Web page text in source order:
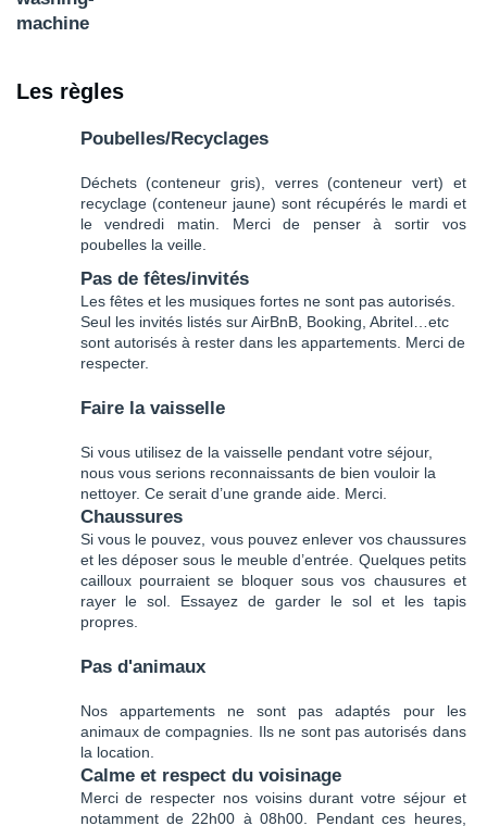
Les règles
Poubelles/Recyclages
Déchets (conteneur gris), verres (conteneur vert) et
recyclage (conteneur jaune) sont récupérés le mardi et
le vendredi matin. Merci de penser à sortir vos
poubelles la veille.
Pas de fêtes/invités
Les fêtes et les musiques fortes ne sont pas autorisés.
Seul les invités listés sur AirBnB, Booking, Abritel…etc
sont autorisés à rester dans les appartements. Merci de
respecter.
Faire la vaisselle
Si vous utilisez de la vaisselle pendant votre séjour,
nous vous serions reconnaissants de bien vouloir la
nettoyer. Ce serait d’une grande aide. Merci.
Chaussures
Si vous le pouvez, vous pouvez enlever vos chaussures
et les déposer sous le meuble d’entrée. Quelques petits
cailloux pourraient se bloquer sous vos chausures et
rayer le sol. Essayez de garder le sol et les tapis
propres.
Pas d'animaux
Nos appartements ne sont pas adaptés pour les
animaux de compagnies. Ils ne sont pas autorisés dans
la location.
Calme et respect du voisinage
Merci de respecter nos voisins durant votre séjour et
notamment de 22h00 à 08h00. Pendant ces heures,